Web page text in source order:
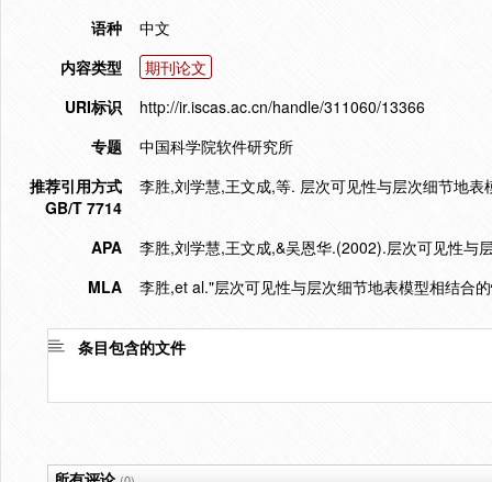
语种
中文
内容类型
期刊论文
URI标识
http://ir.iscas.ac.cn/handle/311060/13366
专题
中国科学院软件研究所
推荐引用方式
GB/T 7714
李胜,刘学慧,王文成,等. 层次可见性与层次细节地
APA
李胜,刘学慧,王文成,&吴恩华.(2002).层次可见性与
MLA
李胜,et al."层次可见性与层次细节地表模型相结合
条目包含的文件